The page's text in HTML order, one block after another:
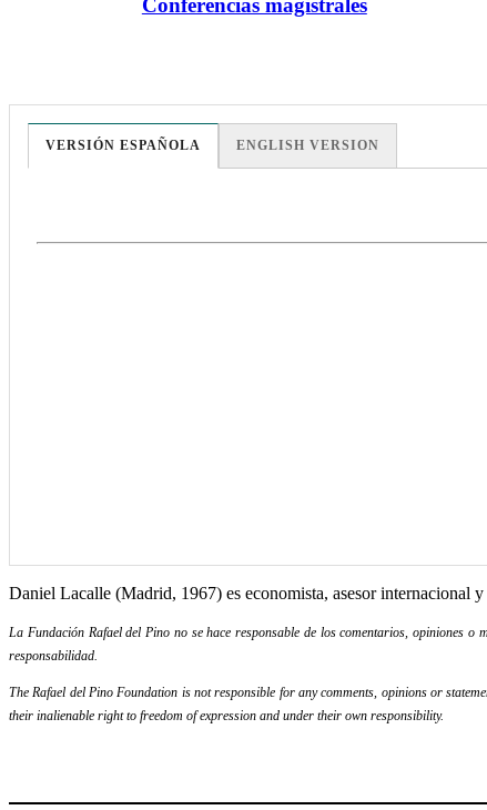
VERSIÓN ESPAÑOLA ENGLISH VERSION
Daniel Lacalle (Madrid, 1967) es economista, asesor internacional y
La Fundación Rafael del Pino no se hace responsable de los comentarios, opiniones
responsabilidad.
The Rafael del Pino Foundation is not responsible for any comments, opinions or
their inalienable right to freedom of expression and under their own responsibility.